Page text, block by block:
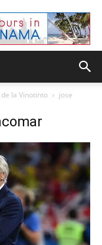
la Vinotinto
jose